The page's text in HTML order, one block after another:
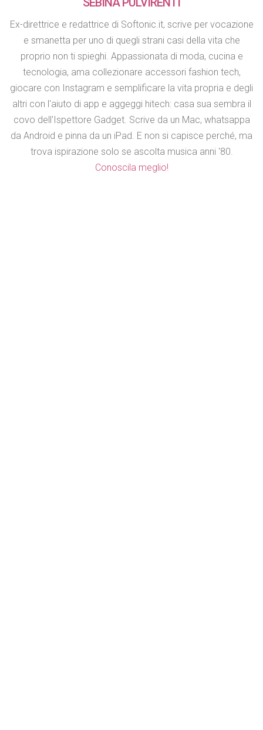
Ex-direttrice e redattrice di Softonic.it, scrive per vocazione
e smanetta per uno di quegli strani casi della vita che
proprio non ti spieghi. Appassionata di moda, cucina e
tecnologia, ama collezionare accessori fashion tech,
giocare con Instagram e semplificare la vita propria e degli
altri con l'aiuto di app e aggeggi hitech: casa sua sembra il
covo dell'Ispettore Gadget. Scrive da un Mac, whatsappa
da Android e pinna da un iPad. E non si capisce perché, ma
trova ispirazione solo se ascolta musica anni '80.
Conoscila meglio!